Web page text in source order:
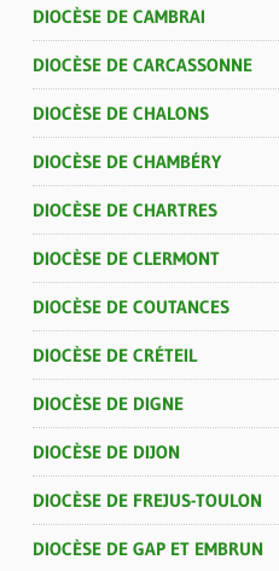
DIOCÈSE DE CAMBRAI
DIOCÈSE DE CARCASSONNE
DIOCÈSE DE CHALONS
DIOCÈSE DE CHAMBÉRY
DIOCÈSE DE CHARTRES
DIOCÈSE DE CLERMONT
DIOCÈSE DE COUTANCES
DIOCÈSE DE CRÉTEIL
DIOCÈSE DE DIGNE
DIOCÈSE DE DIJON
DIOCÈSE DE FREJUS-TOULON
DIOCÈSE DE GAP ET EMBRUN